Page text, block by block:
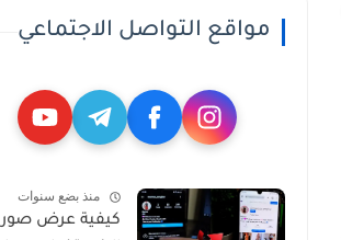
مواقع التواصل الاجتماعي
منذ بضع سنوات
كيفية عرض صور